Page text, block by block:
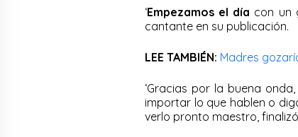
‘Empezamos el día con un
cantante en su publicación.
LEE TAMBIÉN: Madres
‘Gracias por la buena
importar lo que hablen o
verlo pronto maestro,